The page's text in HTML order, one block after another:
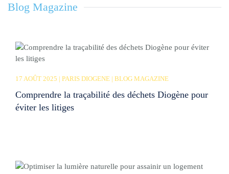
Blog Magazine
17 AOÛT 2025 | PARIS DIOGENE | BLOG MAGAZINE
Comprendre la traçabilité des déchets Diogène pour
éviter les litiges